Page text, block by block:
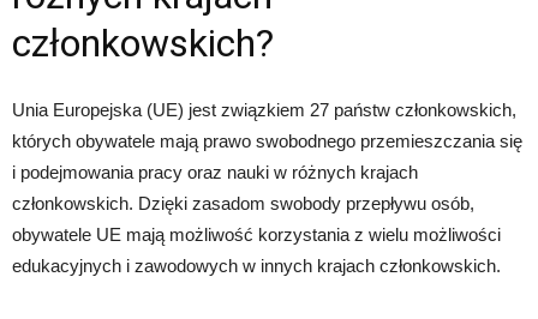
członkowskich?
Unia Europejska (UE) jest związkiem 27 państw członkowskich,
których obywatele mają prawo swobodnego przemieszczania się
i podejmowania pracy oraz nauki w różnych krajach
członkowskich. Dzięki zasadom swobody przepływu osób,
obywatele UE mają możliwość korzystania z wielu możliwości
edukacyjnych i zawodowych w innych krajach członkowskich.